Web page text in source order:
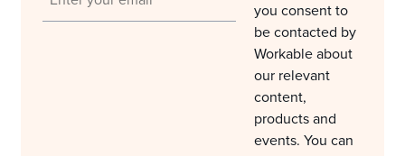
you consent to
be contacted by
Workable about
our relevant
content,
products and
events. You can